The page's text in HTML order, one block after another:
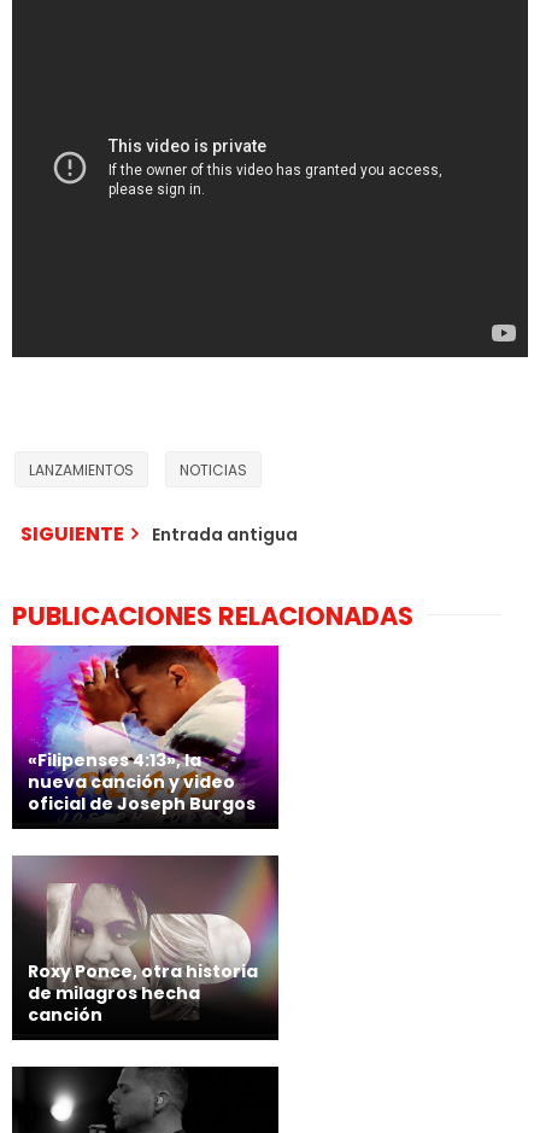
LANZAMIENTOS NOTICIAS
SIGUIENTE Entrada antigua
PUBLICACIONES RELACIONADAS
«Filipenses 4:13», la
nueva canción y video
oficial de Joseph Burgos
Roxy Ponce, otra historia
de milagros hecha
canción